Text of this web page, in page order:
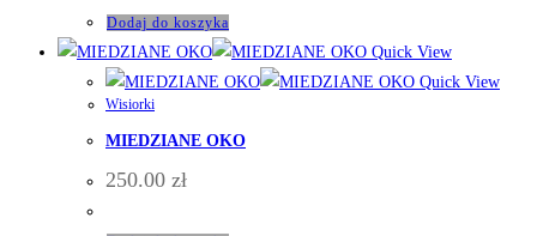
Dodaj do koszyka
Quick View
Quick View
Wisiorki
MIEDZIANE OKO
250.00 zł